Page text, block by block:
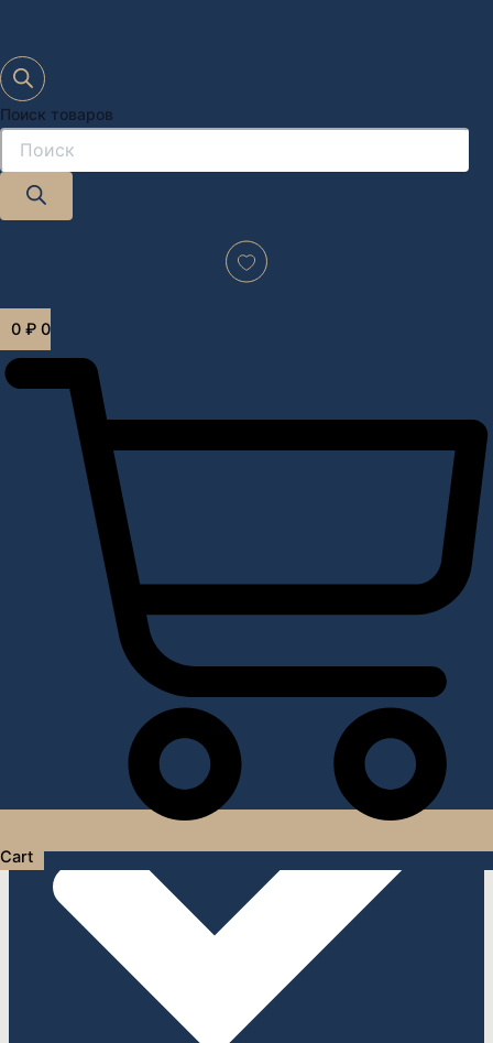
Поиск товаров
0 ₽ 0
Cart
Дизайн-проект "под ключ" в Москве
Услуги дизайнера интерьера